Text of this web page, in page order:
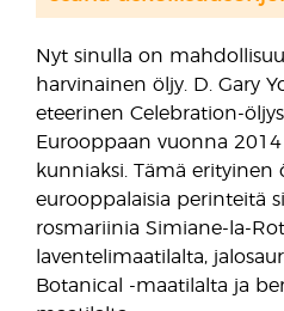
Nyt sinulla on
harvinainen öljy. D. Gary
eteerinen Celebration-
Eurooppaan vuonna
kunniaksi. Tämä erityinen
eurooppalaisia perinteitä
rosmariinia Simiane-la-
laventelimaatilalta,
Botanical -maatilalta ja